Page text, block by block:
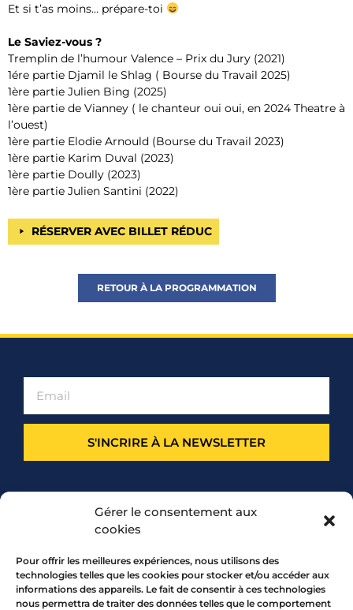
Gérer le consentement aux
cookies
Pour offrir les meilleures expériences, nous utilisons des
technologies telles que les cookies pour stocker et/ou accéder aux
informations des appareils. Le fait de consentir à ces technologies
nous permettra de traiter des données telles que le comportement
Et si t’as moins… prépare-toi
Le Saviez-vous ?
Tremplin de l’humour Valence – Prix du Jury (2021)
1ére partie Djamil le Shlag ( Bourse du Travail 2025)
1ère partie Julien Bing (2025)
1ère partie de Vianney ( le chanteur oui oui, en 2024 Theatre à
l’ouest)
1ère partie Elodie Arnould (Bourse du Travail 2023)
1ère partie Karim Duval (2023)
1ère partie Doully (2023)
1ère partie Julien Santini (2022)
RÉSERVER AVEC BILLET RÉDUC
RETOUR À LA PROGRAMMATION
S'INCRIRE À LA NEWSLETTER